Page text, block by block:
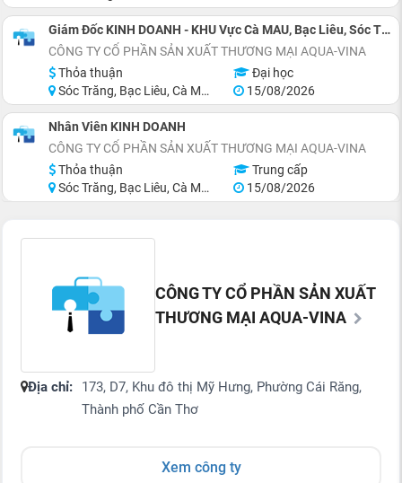
Giám Đốc KINH DOANH - KHU Vực Cà MAU, Bạc Liêu, Sóc Trăng
CÔNG TY CỔ PHẦN SẢN XUẤT THƯƠNG MẠI AQUA-VINA
Thỏa thuận
Đại học
Sóc Trăng, Bạc Liêu, Cà Mau
15/08/2026
Nhân Viên KINH DOANH
CÔNG TY CỔ PHẦN SẢN XUẤT THƯƠNG MẠI AQUA-VINA
Thỏa thuận
Trung cấp
Sóc Trăng, Bạc Liêu, Cà Mau
15/08/2026
CÔNG TY CỔ PHẦN SẢN XUẤT
THƯƠNG MẠI AQUA-VINA
Địa chỉ:
173, D7, Khu đô thị Mỹ Hưng, Phường Cái Răng,
Thành phố Cần Thơ
Xem công ty